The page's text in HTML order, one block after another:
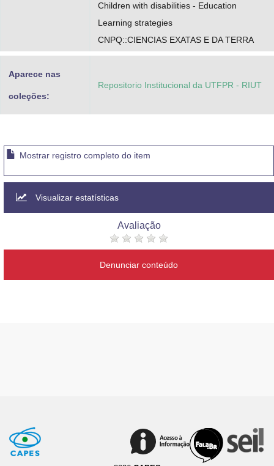
Children with disabilities - Education
Learning strategies
CNPQ::CIENCIAS EXATAS E DA TERRA
Aparece nas
coleções:
Repositorio Institucional da UTFPR - RIUT
Mostrar registro completo do item
Visualizar estatísticas
Avaliação
Denunciar conteúdo